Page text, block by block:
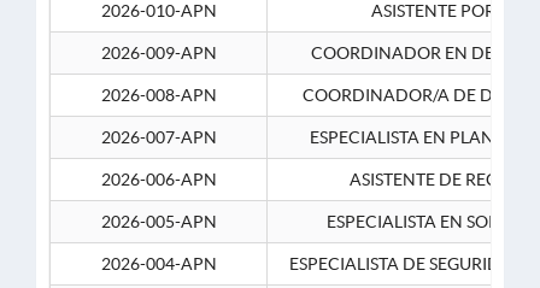
2026-010-APN
ASISTENTE
2026-009-APN COORDINADOR EN
2026-008-APN COORDINADOR/A DE
2026-007-APN ESPECIALISTA EN
2026-006-APN ASISTENTE DE
2026-005-APN ESPECIALISTA EN
2026-004-APN ESPECIALISTA DE SEGURIDAD